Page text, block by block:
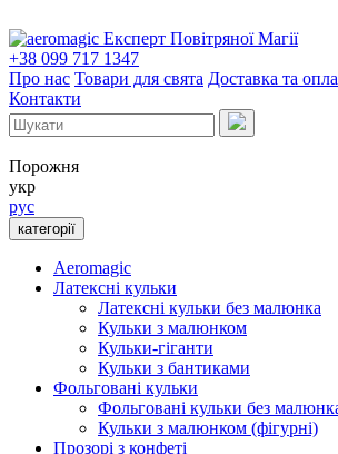
Експерт Повітряної Магії
+38 099 717 1347
Про нас Товари для свята Доставка та
Контакти
Порожня
укр
рус
категорії
Aeromagic
Латексні кульки
Латексні кульки без малюнка
Кульки з малюнком
Кульки-гіганти
Кульки з бантиками
Фольговані кульки
Фольговані кульки без
Кульки з малюнком (фігурні)
Прозорі з конфеті